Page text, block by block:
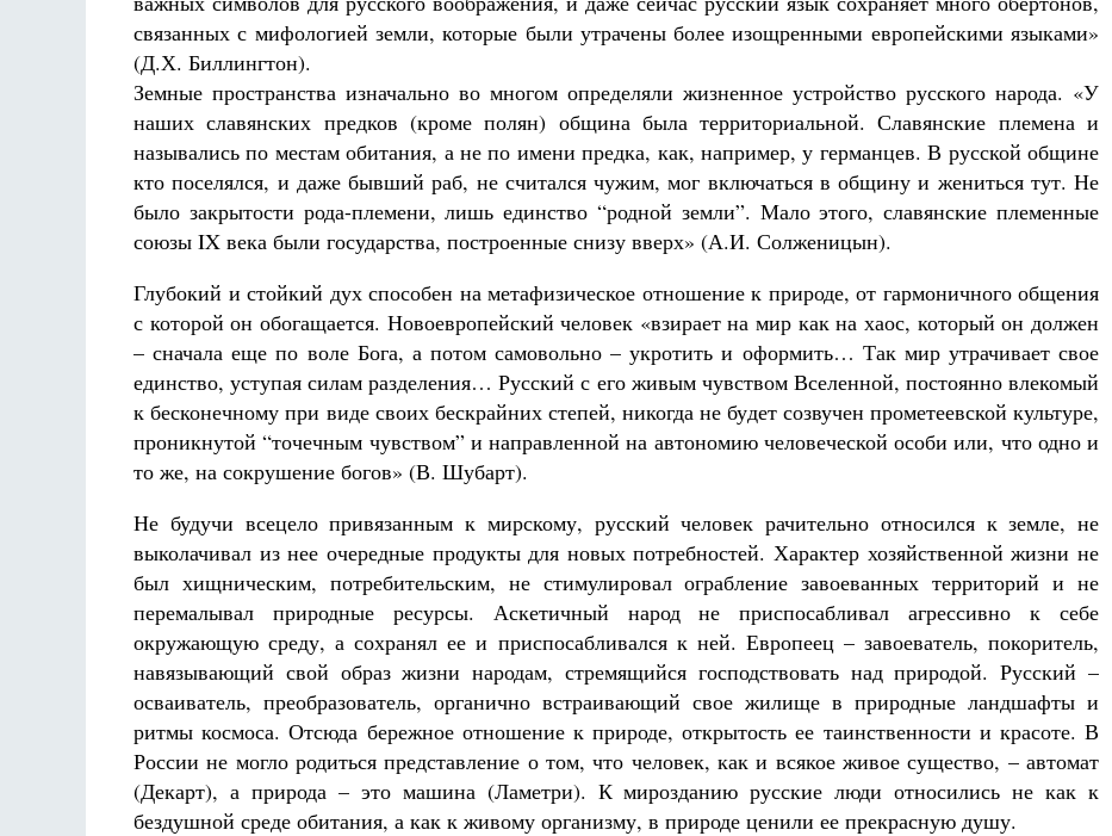
связанных с мифологией земли, которые были утрачены более изощренными европейскими языками»
(Д.Х. Биллингтон).
Земные пространства изначально во многом определяли жизненное устройство русского народа. «У
наших славянских предков (кроме полян) община была территориальной. Славянские племена и
назывались по местам обитания, а не по имени предка, как, например, у германцев. В русской общине
кто поселялся, и даже бывший раб, не считался чужим, мог включаться в общину и жениться тут. Не
было закрытости рода-племени, лишь единство “родной земли”. Мало этого, славянские племенные
союзы IX века были государства, построенные снизу вверх» (А.И. Солженицын).
Глубокий и стойкий дух способен на метафизическое отношение к природе, от гармоничного общения
с которой он обогащается. Новоевропейский человек «взирает на мир как на хаос, который он должен
– сначала еще по воле Бога, а потом самовольно – укротить и оформить… Так мир утрачивает свое
единство, уступая силам разделения… Русский с его живым чувством Вселенной, постоянно влекомый
к бесконечному при виде своих бескрайних степей, никогда не будет созвучен прометеевской культуре,
проникнутой “точечным чувством” и направленной на автономию человеческой особи или, что одно и
то же, на сокрушение богов» (В. Шубарт).
Не будучи всецело привязанным к мирскому, русский человек рачительно относился к земле, не
выколачивал из нее очередные продукты для новых потребностей. Характер хозяйственной жизни не
был хищническим, потребительским, не стимулировал ограбление завоеванных территорий и не
перемалывал природные ресурсы. Аскетичный народ не приспосабливал агрессивно к себе
окружающую среду, а сохранял ее и приспосабливался к ней. Европеец – завоеватель, покоритель,
навязывающий свой образ жизни народам, стремящийся господствовать над природой. Русский –
осваиватель, преобразователь, органично встраивающий свое жилище в природные ландшафты и
ритмы космоса. Отсюда бережное отношение к природе, открытость ее таинственности и красоте. В
России не могло родиться представление о том, что человек, как и всякое живое существо, – автомат
(Декарт), а природа – это машина (Ламетри). К мирозданию русские люди относились не как к
бездушной среде обитания, а как к живому организму, в природе ценили ее прекрасную душу.
Разлуки не будет
Фредерика де Грааф Как найти своё место в жизни
Кирилл Мурышев
Великомученик Георгий Победоносец. Научись у
святого
Роман Котов